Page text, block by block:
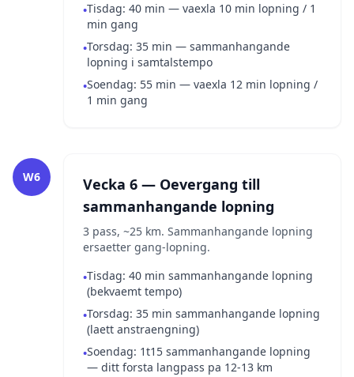
•Tisdag: 40 min — vaexla 10 min lopning / 1
min gang
•Torsdag: 35 min — sammanhangande
lopning i samtalstempo
•Soendag: 55 min — vaexla 12 min lopning /
1 min gang
W6
Vecka 6 — Oevergang till
sammanhangande lopning
3 pass, ~25 km. Sammanhangande lopning
ersaetter gang-lopning.
•Tisdag: 40 min sammanhangande lopning
(bekvaemt tempo)
•Torsdag: 35 min sammanhangande lopning
(laett anstraengning)
•Soendag: 1t15 sammanhangande lopning
— ditt forsta langpass pa 12-13 km